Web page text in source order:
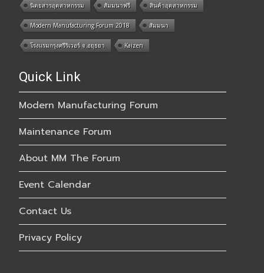
นิตยสารอุตสาหกรรม สัมมนาฟรี สินค้าอุตสาหกรรม
Modern Manufacturing Forum 2018 สัมมนา
โรงแรมกรุงศรีริเวอร์ จ.อยุธยา Kaizen
Quick Link
Modern Manufacturing Forum
Maintenance Forum
About MM The Forum
Event Calendar
Contact Us
Privacy Policy